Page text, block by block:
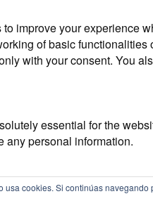
usa cookies. Si continúas navegando
improve your experience
of basic
with your consent. You
essential for the
any personal information.
particularly necessary for